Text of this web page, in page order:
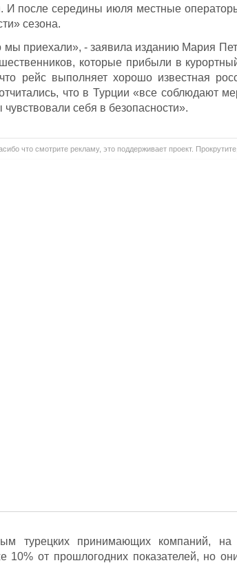
И после середины июля местные
сезона.
мы приехали», - заявила изданию Мария
которые прибыли в
рейс выполняет хорошо известная
что в Турции «все соблюдают
себя в безопасности».
что смотрите рекламу, это поддерживает проект.
турецких принимающих компаний,
10% от прошлогодних показателей, но